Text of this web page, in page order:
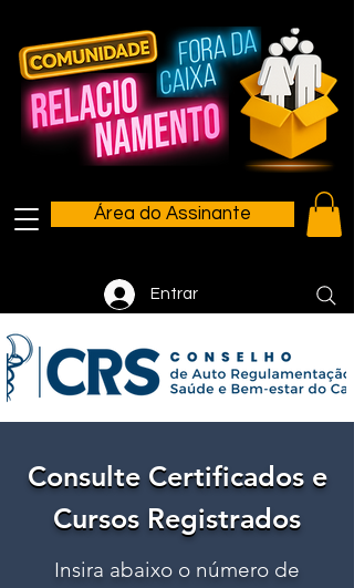
Área do Assinante
Entrar
Consulte Certificados e
Cursos Registrados
Consulte Certificados e
Cursos Registrados
Insira abaixo o número de